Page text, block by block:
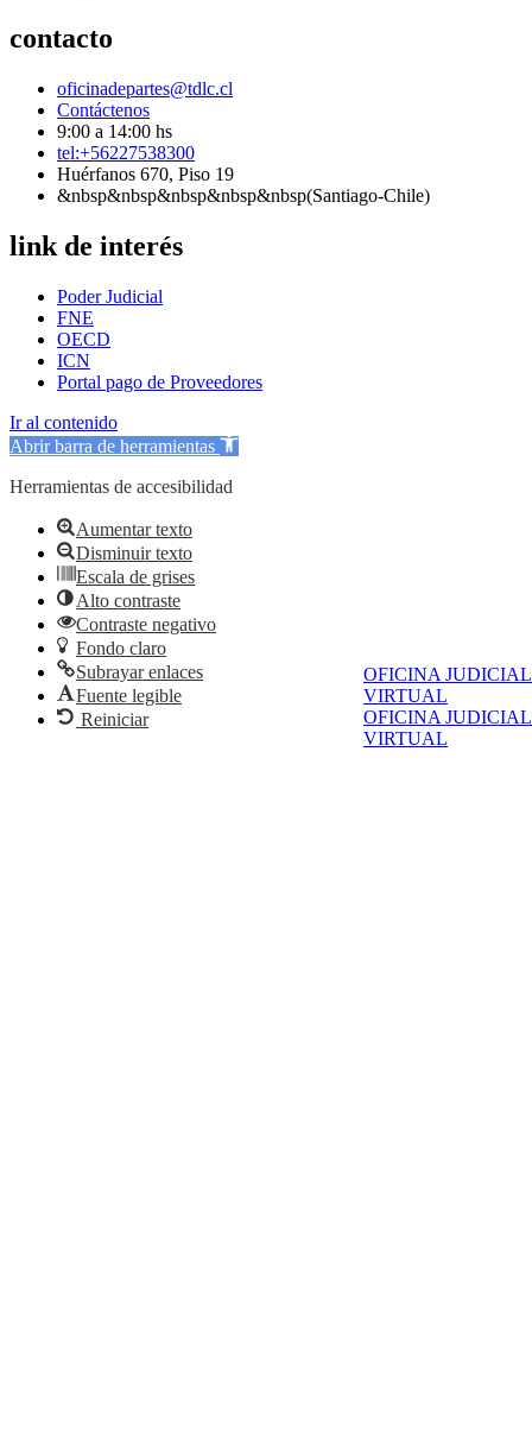
OFICINA JUDICIAL
VIRTUAL
OFICINA JUDICIAL
VIRTUAL
contacto
oficinadepartes@tdlc.cl
Contáctenos
9:00 a 14:00 hs
tel:+56227538300
Huérfanos 670, Piso 19
&nbsp&nbsp&nbsp&nbsp&nbsp(Santiago-Chile)
link de interés
Poder Judicial
FNE
OECD
ICN
Portal pago de Proveedores
Ir al contenido
Abrir barra de herramientas
Herramientas de accesibilidad
Aumentar texto
Disminuir texto
Escala de grises
Alto contraste
Contraste negativo
Fondo claro
Subrayar enlaces
Fuente legible
Reiniciar